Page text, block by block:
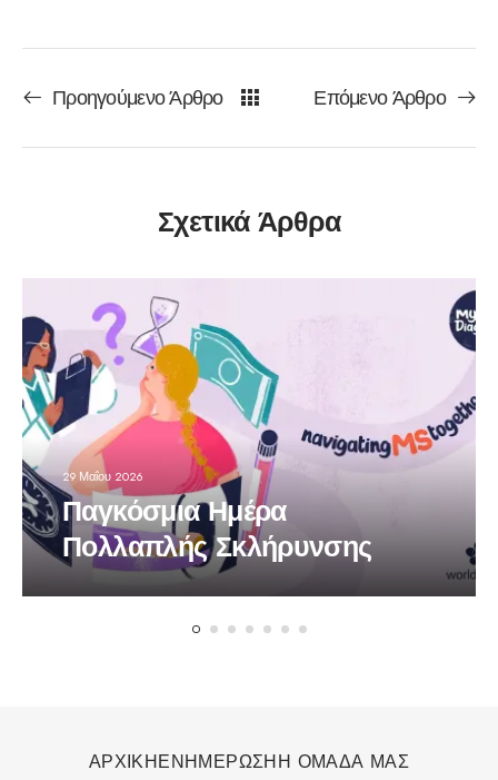
Προηγούμενο Άρθρο Επόμενο Άρθρο
Σχετικά Άρθρα
29 Μαΐου 2026
Παγκόσμια Ημέρα
Πολλαπλής Σκλήρυνσης
ΑΡΧΙΚΗΕΝΗΜΕΡΩΣΗΗ ΟΜΑΔΑ ΜΑΣ